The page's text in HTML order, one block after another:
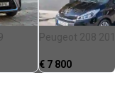
Peugeot 208
€ 7 800